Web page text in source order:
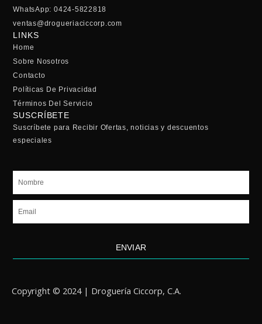
WhatsApp: 0424-5822818
ventas@drogueriaciccorp.com
LINKS
Home
Sobre Nosotros
Contacto
Políticas De Privacidad
Términos Del Servicio
SUSCRÍBETE
Suscríbete para Recibir Ofertas, noticias y descuentos
especiales
Nombre
Email
ENVIAR
Copyright © 2024 | Droguería Ciccorp, C.A.